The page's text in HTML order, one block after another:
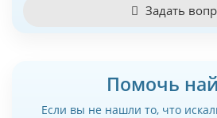
Задать
Помочь
Если вы не нашли то, что